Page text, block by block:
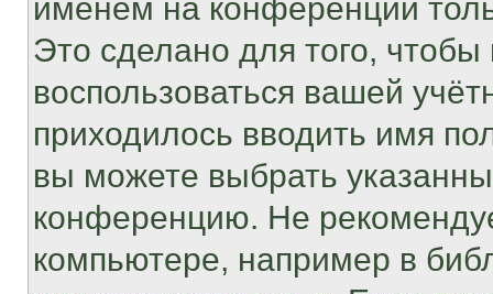
именем на конференции
Это сделано для того, чтобы
воспользоваться вашей
приходилось вводить имя
вы можете выбрать
конференцию. Не
компьютере, например в